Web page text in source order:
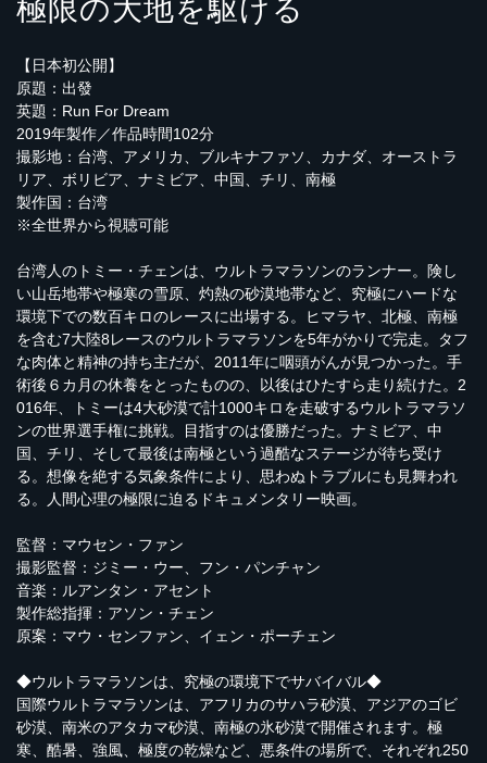
極限の大地を駆ける
【日本初公開】
原題：出發
英題：Run For Dream
2019年製作／作品時間102分
撮影地：台湾、アメリカ、ブルキナファソ、カナダ、オーストラ
リア、ボリビア、ナミビア、中国、チリ、南極
製作国：台湾
※全世界から視聴可能
台湾人のトミー・チェンは、ウルトラマラソンのランナー。険し
い山岳地帯や極寒の雪原、灼熱の砂漠地帯など、究極にハードな
環境下での数百キロのレースに出場する。ヒマラヤ、北極、南極
を含む7大陸8レースのウルトラマラソンを5年がかりで完走。タフ
な肉体と精神の持ち主だが、2011年に咽頭がんが見つかった。手
術後６カ月の休養をとったものの、以後はひたすら走り続けた。2
016年、トミーは4大砂漠で計1000キロを走破するウルトラマラソ
ンの世界選手権に挑戦。目指すのは優勝だった。ナミビア、中
国、チリ、そして最後は南極という過酷なステージが待ち受け
る。想像を絶する気象条件により、思わぬトラブルにも見舞われ
る。人間心理の極限に迫るドキュメンタリー映画。
監督：マウセン・ファン
撮影監督：ジミー・ウー、フン・パンチャン
音楽：ルアンタン・アセント
製作総指揮：アソン・チェン
原案：マウ・センファン、イェン・ポーチェン
◆ウルトラマラソンは、究極の環境下でサバイバル◆
国際ウルトラマラソンは、アフリカのサハラ砂漠、アジアのゴビ
砂漠、南米のアタカマ砂漠、南極の氷砂漠で開催されます。極
寒、酷暑、強風、極度の乾燥など、悪条件の場所で、それぞれ250